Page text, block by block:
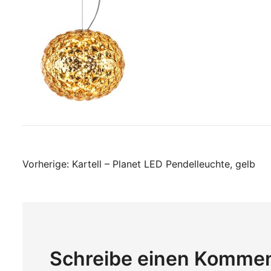
Beitragsnavigation
Vorherige: Kartell – Planet LED Pendelleuchte, gelb
Schreibe einen